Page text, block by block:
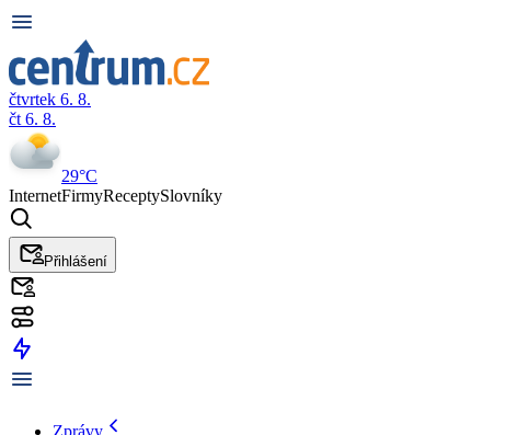
čtvrtek 6. 8.
čt 6. 8.
29°C
InternetFirmyReceptySlovníky
Přihlášení
Zprávy